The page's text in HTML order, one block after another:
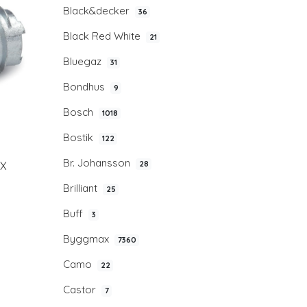
Black&decker 36
Black Red White 21
Bluegaz 31
Bondhus 9
Bosch 1018
Bostik 122
Br. Johansson 28
Brilliant 25
Buff 3
Byggmax 7360
Camo 22
Castor 7